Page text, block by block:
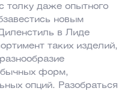
толку даже опытного
новым
в Лиде
таких изделий,
форм,
опций. Разобраться